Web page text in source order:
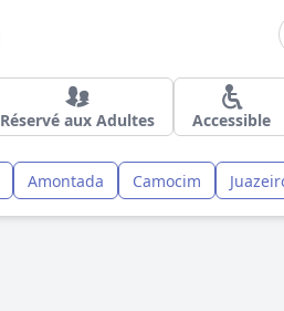
Réservé aux Adultes Accessible
Amontada Camocim